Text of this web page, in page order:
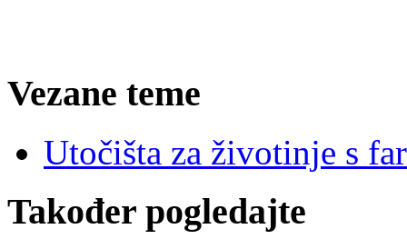
Vezane teme
Utočišta za životinje s
Također pogledajte